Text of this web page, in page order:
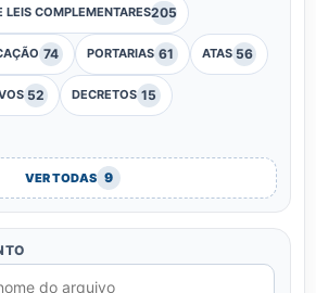
LEIS COMPLEMENTARES205
74 PORTARIAS 61 ATAS 56
52 DECRETOS 15
VER TODAS 9